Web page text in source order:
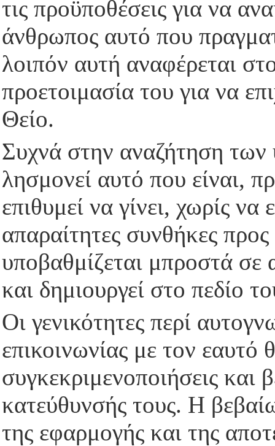
τις προϋποθέσεις για να
άνθρωπος αυτό που
λοιπόν αυτή αναφέρεται
προετοιμασία του για να
Θείο.
Συχνά στην αναζήτηση
λησμονεί αυτό που είναι,
επιθυμεί να γίνει, χωρίς να
απαραίτητες συνθήκες
υποβαθμίζεται μπροστά σε
και δημιουργεί στο πεδίο
Οι γενικότητες περί
επικοινωνίας με τον
συγκεκριμενοποιήσεις και
κατεύθυνσής τους. Η
της εφαρμογής και της